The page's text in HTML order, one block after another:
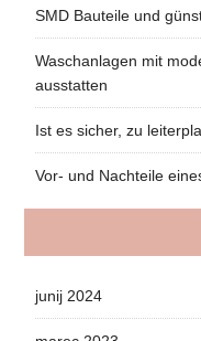
SMD Bauteile und
Waschanlagen mit
ausstatten
Ist es sicher, zu
Vor- und Nachteile
junij 2024